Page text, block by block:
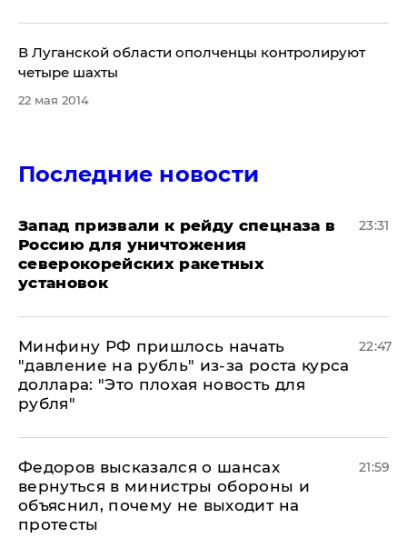
В Луганской области ополченцы контролируют
четыре шахты
22 мая 2014
Последние новости
Запад призвали к рейду спецназа в
Россию для уничтожения
северокорейских ракетных
установок
23:31
Минфину РФ пришлось начать
"давление на рубль" из-за роста курса
доллара: "Это плохая новость для
рубля"
22:47
Федоров высказался о шансах
вернуться в министры обороны и
объяснил, почему не выходит на
протесты
21:59